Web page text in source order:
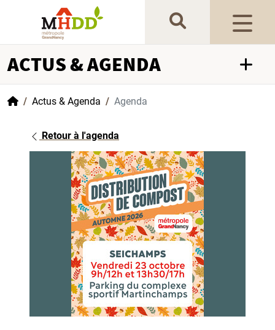
Gestion de vos préférences sur les cookies
ACTUS & AGENDA
AccueilActus & Agenda Agenda
Retour à l'agenda